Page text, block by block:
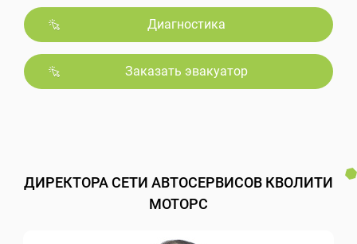
Диагностика
Заказать эвакуатор
ДИРЕКТОРА СЕТИ АВТОСЕРВИСОВ КВОЛИТИ
МОТОРС